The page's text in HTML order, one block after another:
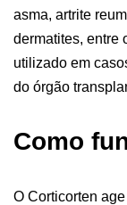
asma, artrite
dermatites, entre
utilizado em
do órgão
Como
O Corticorten